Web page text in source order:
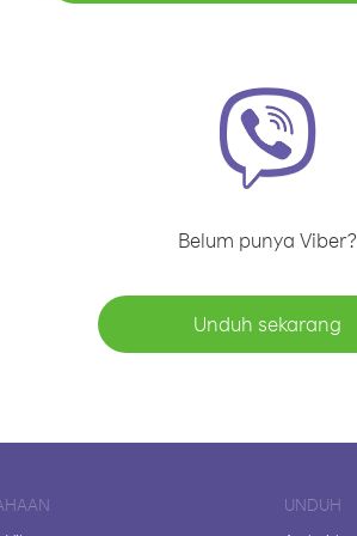
Belum punya Viber?
Unduh sekarang
UNDUH